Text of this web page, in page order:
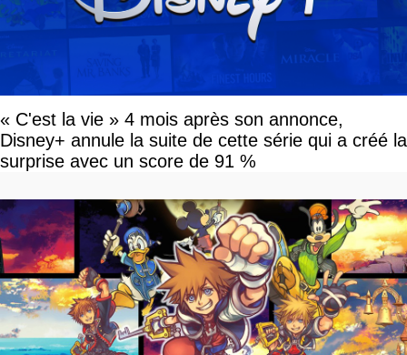
« C'est la vie » 4 mois après son annonce,
Disney+ annule la suite de cette série qui a créé la
surprise avec un score de 91 %